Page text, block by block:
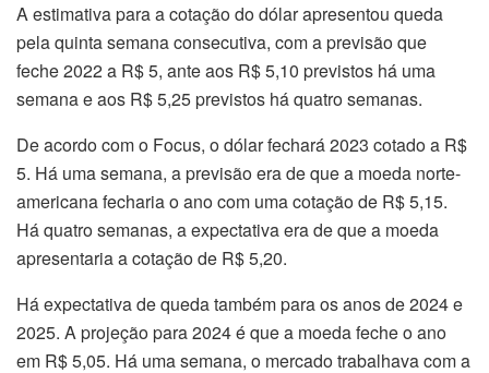
A estimativa para a cotação do dólar apresentou queda
pela quinta semana consecutiva, com a previsão que
feche 2022 a R$ 5, ante aos R$ 5,10 previstos há uma
semana e aos R$ 5,25 previstos há quatro semanas.
De acordo com o Focus, o dólar fechará 2023 cotado a R$
5. Há uma semana, a previsão era de que a moeda norte-
americana fecharia o ano com uma cotação de R$ 5,15.
Há quatro semanas, a expectativa era de que a moeda
apresentaria a cotação de R$ 5,20.
Há expectativa de queda também para os anos de 2024 e
2025. A projeção para 2024 é que a moeda feche o ano
em R$ 5,05. Há uma semana, o mercado trabalhava com a